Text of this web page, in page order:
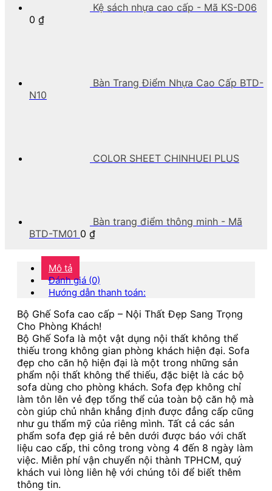
Kệ sách nhựa cao cấp - Mã KS-D06
0 ₫
Bàn Trang Điểm Nhựa Cao Cấp BTD-
N10
COLOR SHEET CHINHUEI PLUS
Bàn trang điểm thông minh - Mã
BTD-TM01 0 ₫
Mô tả
Đánh giá (0)
Hướng dẫn thanh toán:
Bộ Ghế Sofa cao cấp – Nội Thất Đẹp Sang Trọng
Cho Phòng Khách!
Bộ Ghế Sofa là một vật dụng nội thất không thể
thiếu trong không gian phòng khách hiện đại. Sofa
đẹp cho căn hộ hiện đại là một trong những sản
phẩm nội thất không thể thiếu, đặc biệt là các bộ
sofa dùng cho phòng khách. Sofa đẹp không chỉ
làm tôn lên vẻ đẹp tổng thể của toàn bộ căn hộ mà
còn giúp chủ nhân khẳng định được đẳng cấp cũng
như gu thẩm mỹ của riêng mình. Tất cả các sản
phẩm sofa đẹp giá rẻ bên dưới được báo với chất
liệu cao cấp, thi công trong vòng 4 đến 8 ngày làm
việc. Miễn phí vận chuyển nội thành TPHCM, quý
khách vui lòng liên hệ với chúng tôi để biết thêm
thông tin.